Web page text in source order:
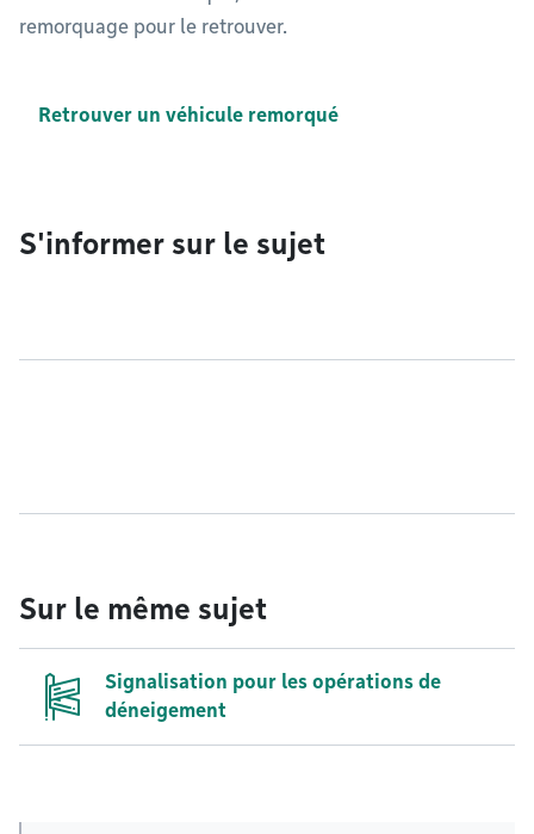
remorquage pour le retrouver.
Retrouver un véhicule remorqué
S'informer sur le sujet
Sur le même sujet
Signalisation pour les opérations de
déneigement